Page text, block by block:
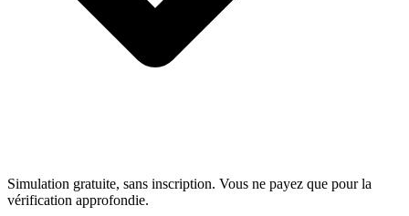
Simulation gratuite, sans inscription. Vous ne payez que pour la
vérification approfondie.